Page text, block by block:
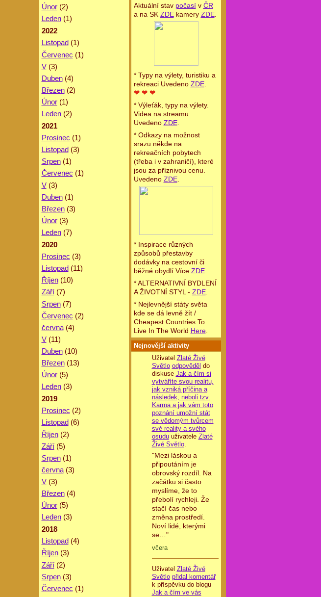
Únor(2)
Leden(1)
2022
Listopad (1)
Červenec (1)
V(3)
Duben(4)
Březen(2)
Únor(1)
Leden(2)
2021
Prosinec (1)
Listopad(3)
Srpen(1)
Červenec (1)
V(3)
Duben(1)
Březen(3)
Únor(3)
Leden(7)
2020
Prosinec (3)
Listopad(11)
Říjen(10)
Září(7)
Srpen(7)
Červenec (2)
června(4)
V(11)
Duben(10)
Březen(13)
Únor(5)
Leden(3)
2019
Prosinec (2)
Listopad (6)
Říjen(2)
Září(5)
Srpen(1)
června(3)
V(3)
Březen(4)
Únor(5)
Leden(3)
2018
Listopad(4)
Říjen(3)
Září(2)
Srpen(3)
Červenec (1)
Aktuální stav počasív ČR
a na SK ZDEkamery ZDE.
* Typy na výlety, turistiku a
rekreaci Uvedeno ZDE.
❤ ❤ ❤
* Výleťák, typy na výlety.
Videa na streamu.
Uvedeno ZDE.
* Odkazy na možnost
srazu někde na
rekreačních pobytech
(třeba i v zahraničí), které
jsou za příznivou cenu.
Uvedeno ZDE.
* Inspirace různých
způsobů přestavby
dodávky na cestovní či
běžné obydlí Více ZDE.
* ALTERNATIVNÍ BYDLENÍ
A ŽIVOTNÍ STYL - ZDE.
* Nejlevnější státy světa
kde se dá levně žít /
Cheapest Countries To
Live In The World Here.
Nejnovější aktivity
Uživatel Zlaté Živé
Světlo odpověděl do
diskuse Jak a čím si
vytváříte svou realitu,
jak vzniká příčina a
následek, neboli tzv.
Karma a jak vám toto
poznání umožní stát
se vědomým tvůrcem
své reality a svého
osuduuživatele Zlaté
Živé Světlo.
"Mezi láskou a
připoutáním je
obrovský rozdíl. Na
začátku si často
myslíme, že to
přebolí rychleji. Že
stačí čas nebo
změna prostředí.
Noví lidé, kterými
se…"
včera
Uživatel Zlaté Živé
Světlo přidal komentář
k příspěvku do blogu
Jak a čím ve vás